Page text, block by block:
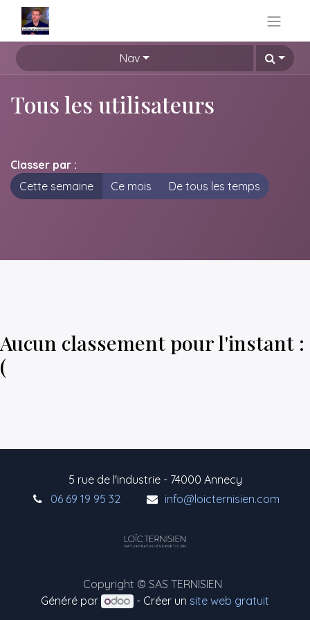
Nav
Tous les utilisateurs
Classer par :
Cette semaine
Ce mois De tous les temps
Aucun classement pour l'instant :
(
5 rue de l'industrie - 74000 Annecy
06 69 19 95 32
info@loicternisien.com
Copyright © SAS TERNISIEN
Généré par
- Créer un site web gratuit